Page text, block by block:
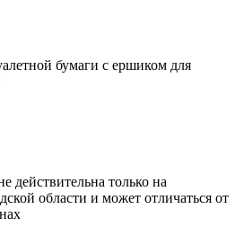
бумаги с ершиком для
действительна только на
области и может отличаться от